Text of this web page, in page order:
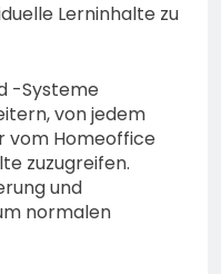
Lerninhalte zu
-Systeme
von jedem
vom Homeoffice
zuzugreifen.
und
normalen